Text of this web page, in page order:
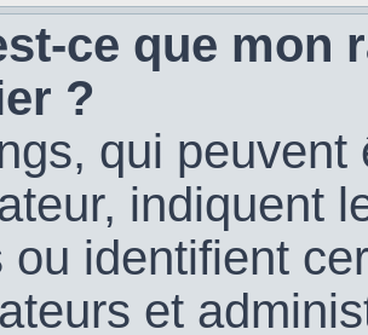
ce que mon
?
qui
indiquent
ou identifient
et